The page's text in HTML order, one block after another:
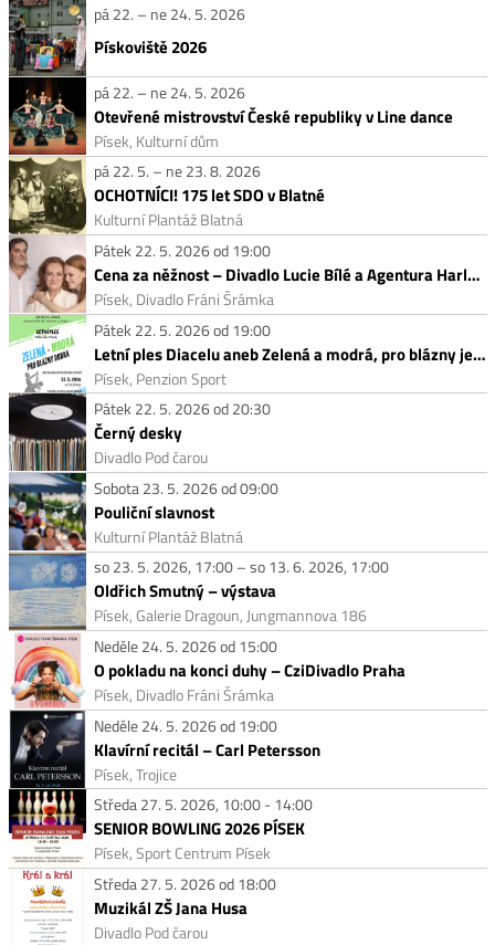
pá 22. – ne 24. 5. 2026
Pískoviště 2026
pá 22. – ne 24. 5. 2026
Otevřené mistrovství České republiky v Line dance
Písek, Kulturní dům
pá 22. 5. – ne 23. 8. 2026
OCHOTNÍCI! 175 let SDO v Blatné
Kulturní Plantáž Blatná
Pátek 22. 5. 2026 od 19:00
Cena za něžnost – Divadlo Lucie Bílé a Agentura Harlekýn
Písek, Divadlo Fráni Šrámka
Pátek 22. 5. 2026 od 19:00
Letní ples Diacelu aneb Zelená a modrá, pro blázny je dobrá
Písek, Penzion Sport
Pátek 22. 5. 2026 od 20:30
Černý desky
Divadlo Pod čarou
Sobota 23. 5. 2026 od 09:00
Pouliční slavnost
Kulturní Plantáž Blatná
so 23. 5. 2026, 17:00 – so 13. 6. 2026, 17:00
Oldřich Smutný – výstava
Písek, Galerie Dragoun, Jungmannova 186
Neděle 24. 5. 2026 od 15:00
O pokladu na konci duhy – CziDivadlo Praha
Písek, Divadlo Fráni Šrámka
Neděle 24. 5. 2026 od 19:00
Klavírní recitál – Carl Petersson
Písek, Trojice
Středa 27. 5. 2026, 10:00 - 14:00
SENIOR BOWLING 2026 PÍSEK
Písek, Sport Centrum Písek
Středa 27. 5. 2026 od 18:00
Muzikál ZŠ Jana Husa
Divadlo Pod čarou